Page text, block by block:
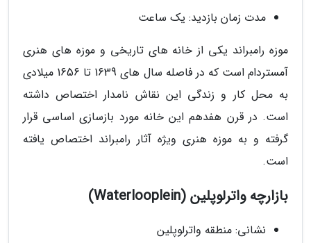
مدت زمان بازدید: یک ساعت
موزه رامبراند یکی از خانه های تاریخی و موزه های هنری
آمستردام است که در فاصله سال های 1639 تا 1656 میلادی
به محل کار و زندگی این نقاش نامدار اختصاص داشته
است. در قرن هفدهم این خانه مورد بازسازی اساسی قرار
گرفته و به موزه هنری ویژه آثار رامبراند اختصاص یافته
است.
بازارچه واترلوپلین (Waterlooplein)
نشانی: منطقه واترلوپلین